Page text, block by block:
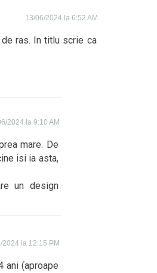
13/06/2024 la 6:52 AM
ras. In titlu scrie ca
2024 la 9:10 AM
mare. De
isi ia asta,
un design
2024 la 12:15 PM
ani (aproape